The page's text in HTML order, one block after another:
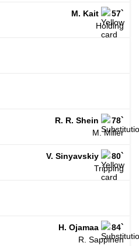
M. Kait
57`
Holding
R. R. Shein
78`
M. Miller
V. Sinyavskiy
80`
Tripping
H. Ojamaa
84`
R. Sappinen